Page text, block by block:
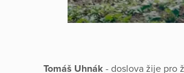
Tomáš Uhnák - doslova žije pro